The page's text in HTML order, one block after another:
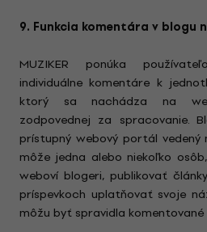
9. Funkcia komentára v blogu
MUZIKER ponúka
individuálne komentáre k
ktorý sa nachádza na
zodpovednej za spracovanie.
prístupný webový portál vedený
môže jedna alebo niekoľko
weboví blogeri, publikovať
príspevkoch uplatňovať svoje
môžu byť spravidla